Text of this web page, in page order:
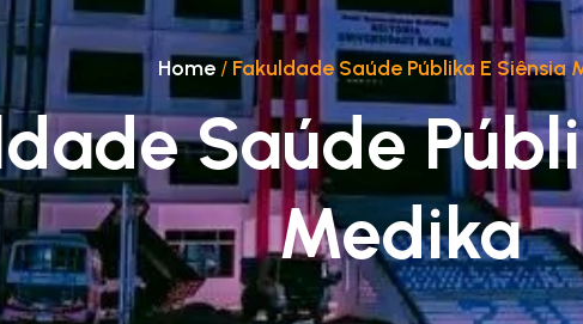
Home/Fakuldade Saúde Públika E Siênsia
Saúde
Medika